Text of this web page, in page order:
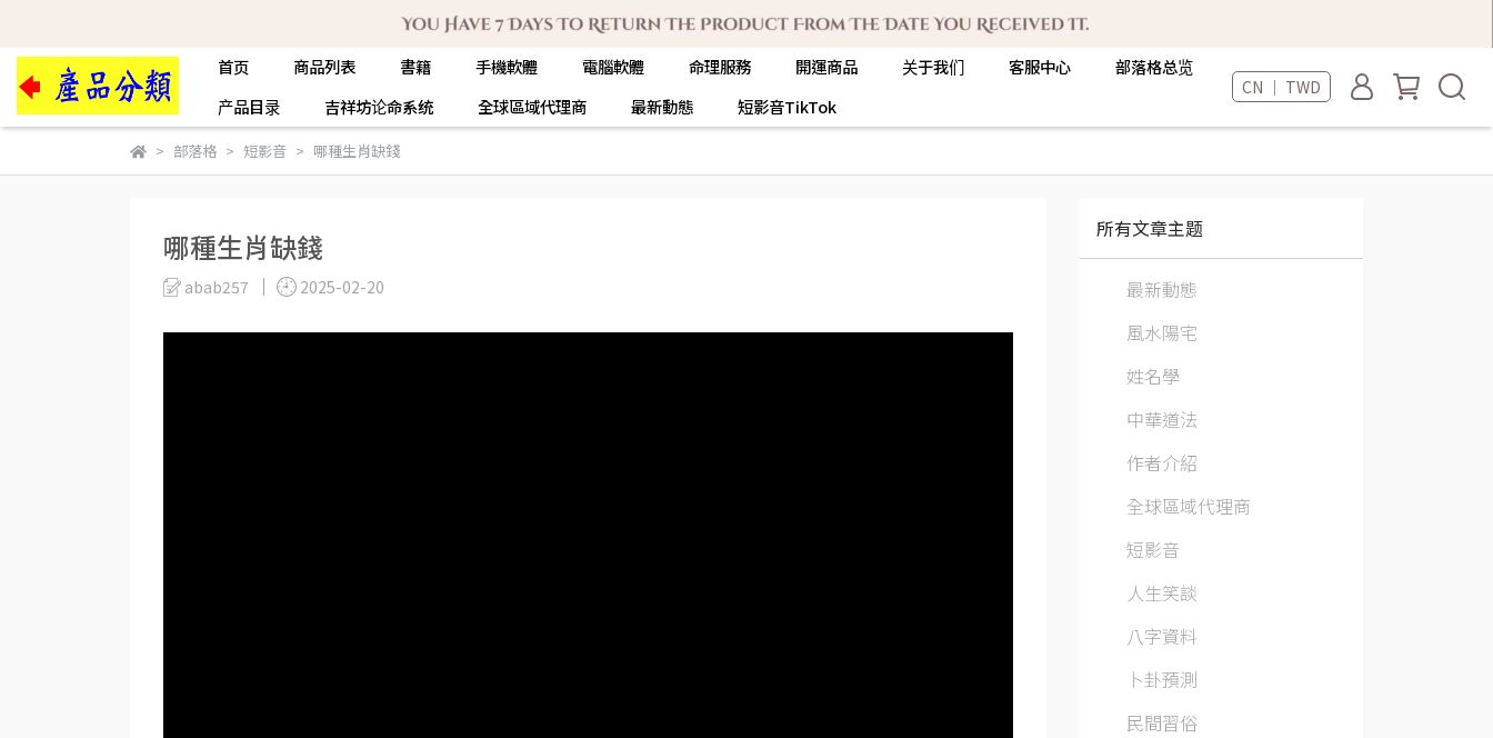
首页 商品列表 書籍 手機軟體 電腦軟體 命理服務 開運商品 关于我们 客服中心
部落格总览
产品目录
吉祥坊论命系统 全球區域代理商 最新動態 短影音TikTok
CN ｜ TWD
部落格 短影音 哪種生肖缺錢
哪種生肖缺錢
abab257 2025-02-20
所有文章主题
最新動態
風水陽宅
姓名學
中華道法
作者介紹
全球區域代理商
短影音
人生笑談
八字資料
卜卦預測
民間習俗